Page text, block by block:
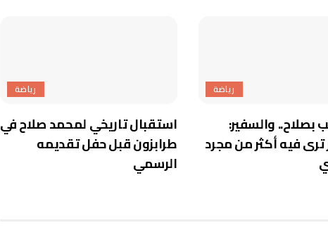
رياضة
بصلاح.. والسفير:
ترى فيه أكثر من مجرد
رياضة
استقبال تاريخي لمحمد صلاح في
طرابزون قبل حفل تقديمه
الرسمي